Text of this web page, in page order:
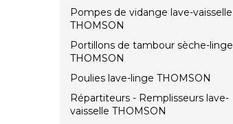
Pompes de vidange lave-vaisselle
THOMSON
Portillons de tambour sèche-linge
THOMSON
Poulies lave-linge THOMSON
Répartiteurs - Remplisseurs lave-
vaisselle THOMSON